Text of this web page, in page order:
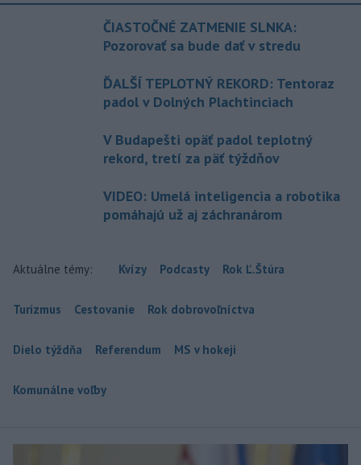
ČIASTOČNÉ ZATMENIE SLNKA:
Pozorovať sa bude dať v stredu
ĎALŠÍ TEPLOTNÝ REKORD: Tentoraz
padol v Dolných Plachtinciach
V Budapešti opäť padol teplotný
rekord, tretí za päť týždňov
VIDEO: Umelá inteligencia a robotika
pomáhajú už aj záchranárom
Aktuálne témy: Kvízy Podcasty Rok Ľ.Štúra
Turizmus Cestovanie Rok dobrovoľníctva
Dielo týždňa Referendum MS v hokeji
Komunálne voľby